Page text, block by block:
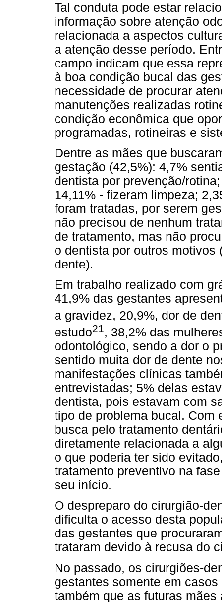
Tal conduta pode estar
informação sobre atenção
relacionada a aspectos
a atenção desse período.
campo indicam que essa
à boa condição bucal das
necessidade de procurar
manutenções realizadas
condição econômica que
programadas, rotineiras e
Dentre as mães que
gestação (42,5%): 4,7%
dentista por prevenção/
14,11% - fizeram limpeza;
foram tratadas, por serem
não precisou de nenhum
de tratamento, mas não
o dentista por outros motivos
dente).
Em trabalho realizado com
41,9% das gestantes
a gravidez, 20,9%, dor de
estudo21, 38,2% das
odontológico, sendo a dor o
sentido muita dor de dente
manifestações clínicas
entrevistadas; 5% delas
dentista, pois estavam com
tipo de problema bucal. Com
busca pelo tratamento
diretamente relacionada a
o que poderia ter sido
tratamento preventivo na
seu início.
O despreparo do cirurgião-
dificulta o acesso desta
das gestantes que
trataram devido à recusa do
No passado, os cirurgiões-
gestantes somente em
também que as futuras